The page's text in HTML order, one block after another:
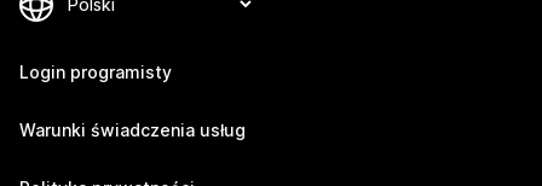
Login programisty
Warunki świadczenia usług